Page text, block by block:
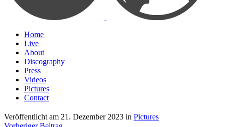
Home
Live
About
Discography
Press
Videos
Pictures
Contact
Veröffentlicht am 21. Dezember 2023 in Pictures